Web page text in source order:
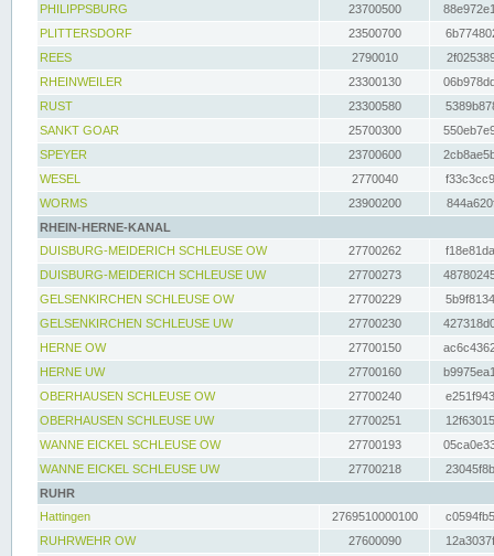
PHILIPPSBURG
23700500
PLITTERSDORF
23500700
REES
2790010
RHEINWEILER
23300130
RUST
23300580
SANKT GOAR
25700300
SPEYER
23700600
WESEL
2770040
WORMS
23900200
RHEIN-HERNE-KANAL
DUISBURG-MEIDERICH SCHLEUSE OW
27700262
DUISBURG-MEIDERICH SCHLEUSE UW
27700273
GELSENKIRCHEN SCHLEUSE OW
27700229
GELSENKIRCHEN SCHLEUSE UW
27700230
HERNE OW
27700150
HERNE UW
27700160
OBERHAUSEN SCHLEUSE OW
27700240
OBERHAUSEN SCHLEUSE UW
27700251
WANNE EICKEL SCHLEUSE OW
27700193
WANNE EICKEL SCHLEUSE UW
27700218
RUHR
Hattingen
2769510000100
RUHRWEHR OW
27600090